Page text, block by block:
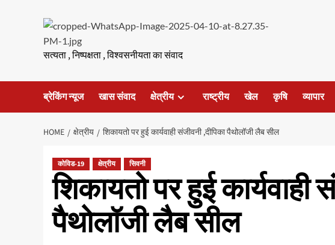
सत्यता , निष्पक्षता , विश्वसनीयता का संवाद
ब्रेकिंग न्यूज खास संवाद क्षेत्रीय राष्ट्रीय खेल कृषि व्यापार
HOME क्षेत्रीय शिकायतो पर हुई कार्यवाही संजीवनी ,दीपिका पैथोलॉजी लैब सील
कोविड-19 क्षेत्रीय सिवनी
शिकायतो पर हुई कार्यवाही
पैथोलॉजी लैब सील